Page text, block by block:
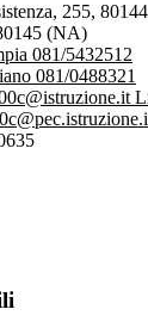
255,
(NA)
081/5432512
081/0488321